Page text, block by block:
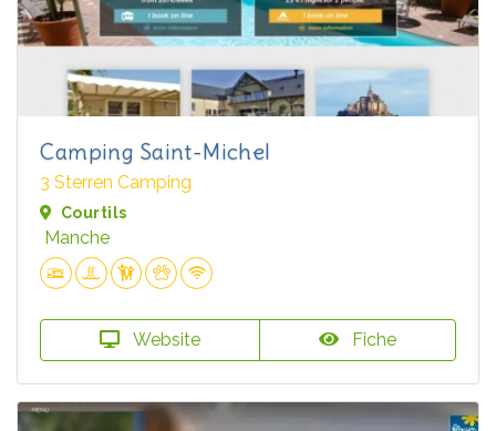
Camping Saint-Michel
3 Sterren Camping
Courtils
Manche
Website Fiche